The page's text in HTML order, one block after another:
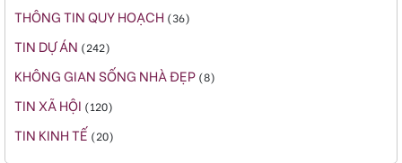
THÔNG TIN QUY HOẠCH (36)
TIN DỰ ÁN (242)
KHÔNG GIAN SỐNG NHÀ ĐẸP (8)
TIN XÃ HỘI (120)
TIN KINH TẾ (20)